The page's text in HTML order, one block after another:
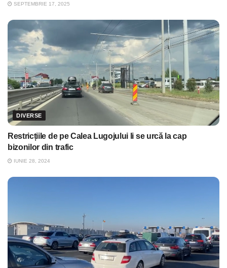
SEPTEMBRIE 17, 2025
DIVERSE
Restricțiile de pe Calea Lugojului li se urcă la cap
bizonilor din trafic
IUNIE 28, 2024